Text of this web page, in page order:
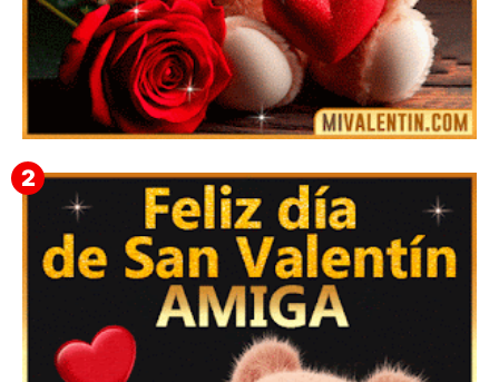
🎁 Imágenes Gif Personalizadas con Nombres para
San Valentín 2026 💘